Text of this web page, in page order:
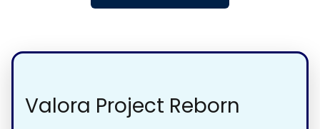
Valora Project Reborn